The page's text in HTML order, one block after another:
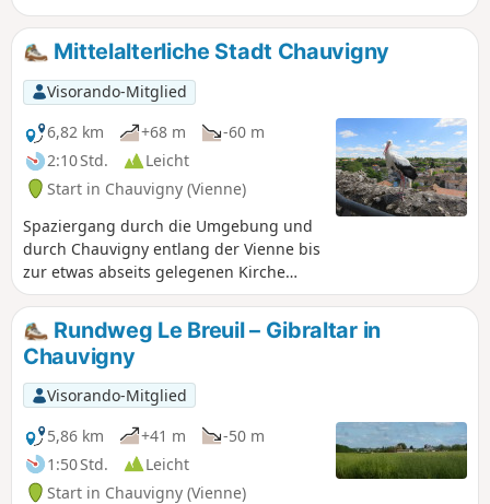
einen schönen Rundblick genießen: die
Oberstadt, die Unterstadt mit der
Straßenbrücke über die Vienne und die
Hügel sowie die Brücke der
Umgehungsstraße. Die Wanderung
folgt einem Teil der Strecke der Vélorail.
Mittelalterliche Stadt Chauvigny
Visorando-Mitglied
6,82 km
+68 m
-60 m
2:10 Std.
Leicht
Start in Chauvigny (Vienne)
Spaziergang durch die Umgebung und
durch Chauvigny entlang der Vienne bis
zur etwas abseits gelegenen Kirche
Saint-Pierre-les-Églises, in der Fresken
aus der Zeit vor dem Jahr 1000 erhalten
sind. Man kehrt zurück zum
mittelalterlichen Stadtkern, der die
Vienne überragt, vorbei an den
mittelalterlichen Türmen, dem Schloss
sowie der Stiftskirche Saint-Pierre
ausdem 12. Jahrhundert mit ihrem
bemalten Innenraum.
Rundweg Le Breuil – Gibraltar in
Chauvigny
Visorando-Mitglied
5,86 km
+41 m
-50 m
1:50 Std.
Leicht
Start in Chauvigny (Vienne)